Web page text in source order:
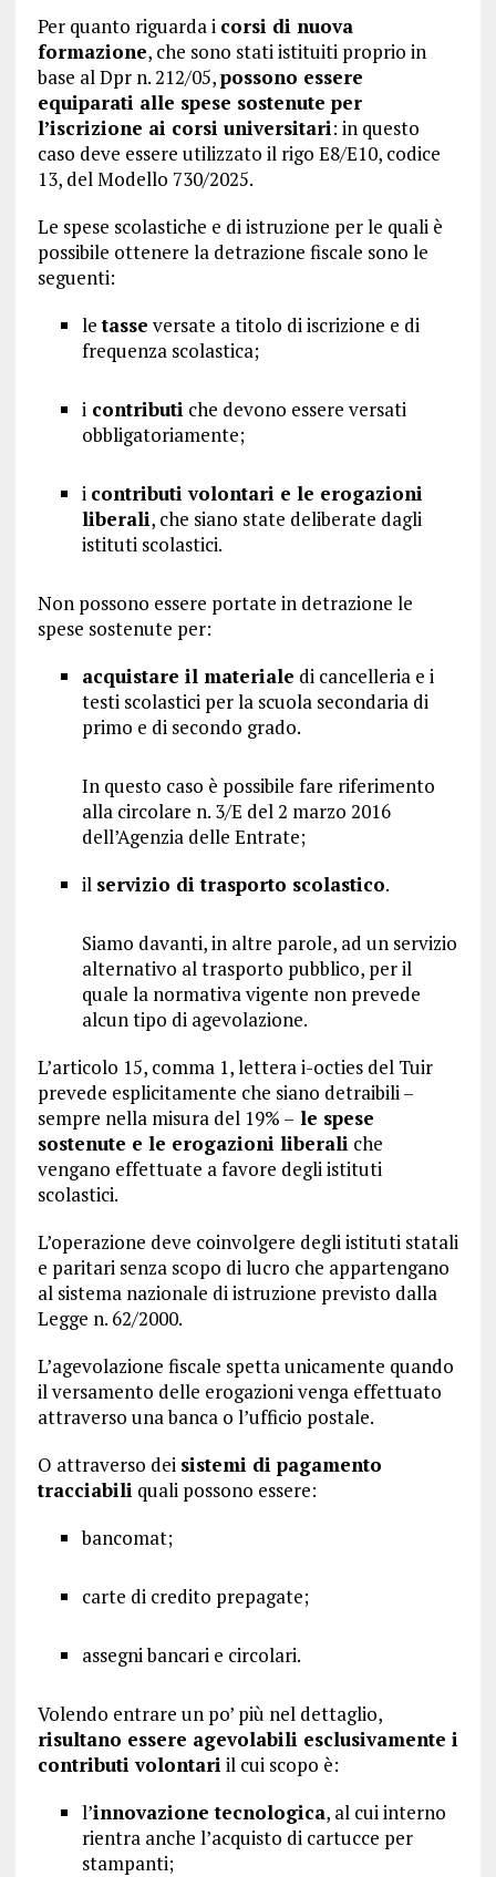
Per quanto riguarda i corsi di nuova
formazione, che sono stati istituiti proprio in
base al Dpr n. 212/05,possono essere
equiparati alle spese sostenute per
l’iscrizione ai corsi universitari: in questo
caso deve essere utilizzato il rigo E8/E10, codice
13, del Modello 730/2025.
Le spese scolastiche e di istruzione per le quali è
possibile ottenere la detrazione fiscale sono le
seguenti:
letasse versate a titolo di iscrizione e di
frequenza scolastica;
icontributi che devono essere versati
obbligatoriamente;
i contributi volontari e le erogazioni
liberali, che siano state deliberate dagli
istituti scolastici.
Non possono essere portate in detrazione le
spese sostenute per:
acquistare il materiale di cancelleria e i
testi scolastici per la scuola secondaria di
primo e di secondo grado.
In questo caso è possibile fare riferimento
alla circolare n. 3/E del 2 marzo 2016
dell’Agenzia delle Entrate;
il servizio di trasporto scolastico.
Siamo davanti, in altre parole, ad un servizio
alternativo al trasporto pubblico, per il
quale la normativa vigente non prevede
alcun tipo di agevolazione.
L’articolo 15, comma 1, lettera i-octies del Tuir
prevede esplicitamente che siano detraibili –
sempre nella misura del 19% – le spese
sostenute e le erogazioni liberali che
vengano effettuate a favore degli istituti
scolastici.
L’operazione deve coinvolgere degli istituti statali
e paritari senza scopo di lucro che appartengano
al sistema nazionale di istruzione previsto dalla
Legge n. 62/2000.
L’agevolazione fiscale spetta unicamente quando
il versamento delle erogazioni venga effettuato
attraverso una banca o l’ufficio postale.
O attraverso dei sistemi di pagamento
tracciabili quali possono essere:
bancomat;
carte di credito prepagate;
assegni bancari e circolari.
Volendo entrare un po’ più nel dettaglio,
risultano essere agevolabili esclusivamente i
contributi volontari il cui scopo è:
l’innovazione tecnologica, al cui interno
rientra anche l’acquisto di cartucce per
stampanti;